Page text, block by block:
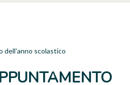
dell'anno scolastico